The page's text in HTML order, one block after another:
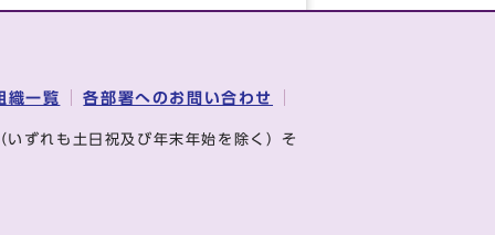
織一覧 各部署へのお問い合わせ
いずれも土日祝及び年末年始を除く）そ